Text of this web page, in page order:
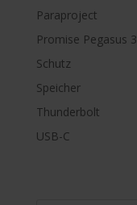
Paraproject
Promise Pegasus 3
Schutz
Speicher
Thunderbolt
USB-C